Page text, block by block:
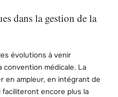
dans la gestion de la
évolutions à venir
médicale. La
en ampleur, en intégrant de
encore plus la